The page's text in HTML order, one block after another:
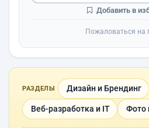
Добавить в
Пожаловаться на
РАЗДЕЛЫ Дизайн и Брендинг
Веб-разработка и IT Фото